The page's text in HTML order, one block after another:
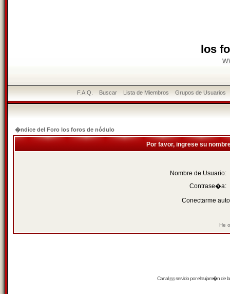
los
F.A.Q. Buscar Lista de Miembros Grupos de Usuarios
�ndice del Foro los foros de nódulo
Por favor, ingrese su
Nombre de Usuario:
Contrase�a:
Conectarme
He
Canalrssservido por eltrujam�nde